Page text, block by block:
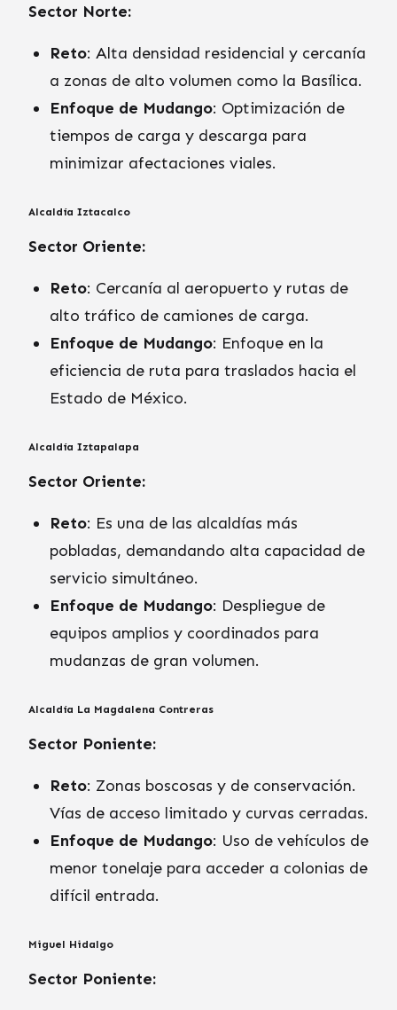
Sector Norte:
Reto: Alta densidad residencial y cercanía
a zonas de alto volumen como la Basílica.
Enfoque de Mudango: Optimización de
tiempos de carga y descarga para
minimizar afectaciones viales.
Alcaldía Iztacalco
Sector Oriente:
Reto: Cercanía al aeropuerto y rutas de
alto tráfico de camiones de carga.
Enfoque de Mudango: Enfoque en la
eficiencia de ruta para traslados hacia el
Estado de México.
Alcaldía Iztapalapa
Sector Oriente:
Reto: Es una de las alcaldías más
pobladas, demandando alta capacidad de
servicio simultáneo.
Enfoque de Mudango: Despliegue de
equipos amplios y coordinados para
mudanzas de gran volumen.
Alcaldía La Magdalena Contreras
Sector Poniente:
Reto: Zonas boscosas y de conservación.
Vías de acceso limitado y curvas cerradas.
Enfoque de Mudango: Uso de vehículos de
menor tonelaje para acceder a colonias de
difícil entrada.
Miguel Hidalgo
Sector Poniente: